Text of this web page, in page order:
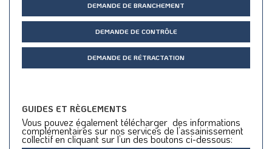
DEMANDE DE BRANCHEMENT
DEMANDE DE CONTRÔLE
DEMANDE DE RÉTRACTATION
GUIDES ET RÈGLEMENTS
Vous pouvez également télécharger des informations
complémentaires sur nos services de l’assainissement
collectif en cliquant sur l’un des boutons ci-dessous: